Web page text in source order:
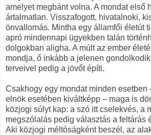
amelyet megbánt volna. A mondat első
ártalmatlan. Visszafogott, hivatalnoki,
önvallomás. Mintha egy államfői életút
apró mindennapi ügyekben talán
dolgokban aligha. A múlt az ember
mondja, ő inkább a jelenen
terveivel pedig a jövőt építi.
Csakhogy egy mondat minden esetben
elnök esetében kiváltképp – maga is
közjogi súlyt kap: a szó itt cselekvés, a
megszólalás pedig választás a feltárás
Aki közjogi méltóságként beszél, az